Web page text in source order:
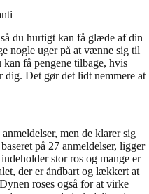
du hurtigt kan få glæde af din
nogle uger på at vænne sig til
kan få pengene tilbage, hvis
Det gør det lidt nemmere at
men de klarer sig
på 27 anmeldelser, ligger
stor ros og mange er
der er åndbart og lækkert at
roses også for at virke